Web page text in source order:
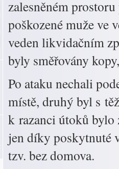
zalesněném
poškozené muže ve
veden likvidačním
byly směřovány
Po ataku nechali
místě, druhý byl s
k razanci útoků bylo
jen díky poskytnuté
tzv. bez domova.